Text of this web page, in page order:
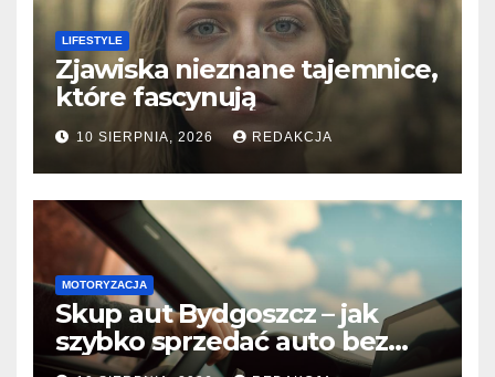
LIFESTYLE
Zjawiska nieznane tajemnice,
które fascynują
10 SIERPNIA, 2026 REDAKCJA
MOTORYZACJA
Skup aut Bydgoszcz – jak
szybko sprzedać auto bez
względu na stan?